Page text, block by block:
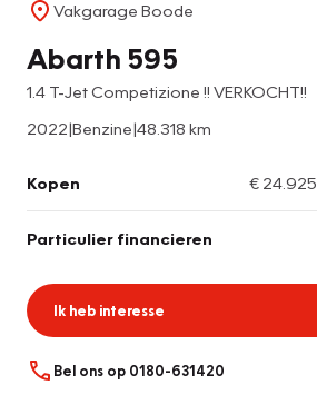
Vakgarage Boode
Abarth 595
1.4 T-Jet Competizione !! VERKOCHT!!
2022|Benzine|48.318 km
Kopen € 24.925
Particulier financieren
Ik heb interesse
Bel ons op 0180-631420